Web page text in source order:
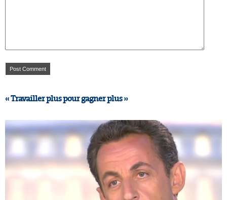
« Travailler plus pour gagner plus »